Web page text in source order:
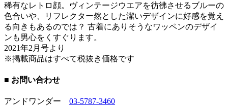
稀有なレトロ顔。ヴィンテージウエアを彷彿させるブルーの
色合いや、リフレクター然とした潔いデザインに好感を覚え
る向きもあるのでは？ 古着にありそうなワッペンのデザイ
ンも男心をくすぐります。
2021年2月号より
※掲載商品はすべて税抜き価格です
■ お問い合わせ
アンドワンダー 03-5787-3460